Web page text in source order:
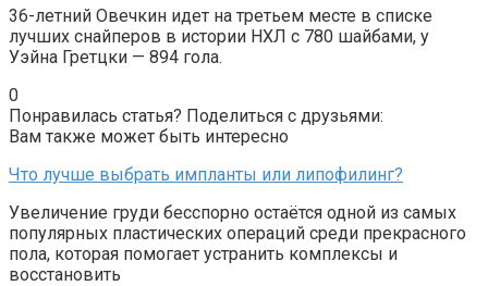
36-летний Овечкин идет на третьем месте в списке
лучших снайперов в истории НХЛ с 780 шайбами, у
Уэйна Гретцки — 894 гола.
0
Понравилась статья? Поделиться с друзьями:
Вам также может быть интересно
Что лучше выбрать импланты или липофилинг?
Увеличение груди бесспорно остаётся одной из самых
популярных пластических операций среди прекрасного
пола, которая помогает устранить комплексы и
восстановить